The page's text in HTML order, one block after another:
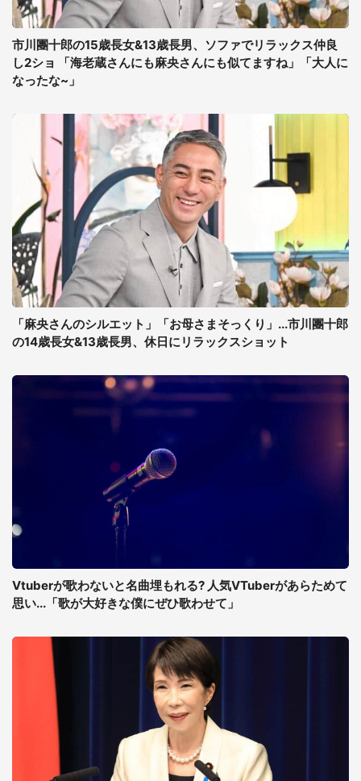
市川團十郎の15歳長女&13歳長男、ソファでリラックス仲良
し2ショ 「海老蔵さんにも麻央さんにも似てますね」「大人に
なったな~」
「麻央さんのシルエット」「お母さまそっくり」...市川團十郎
の14歳長女&13歳長男、休日にリラックスショット
Vtuberが歌わないと名曲埋もれる? 人気VTuberがあらためて
思い...「歌が大好きな僕にぜひ歌わせて」